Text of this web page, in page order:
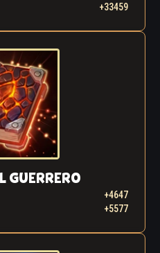
+33459
GUERRERO
+4647
+5577